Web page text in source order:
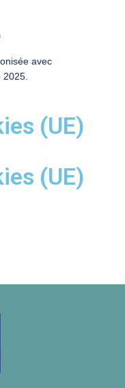
avec
(UE)
(UE)